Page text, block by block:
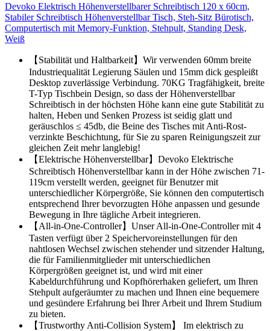
Devoko Elektrisch Höhenverstellbarer Schreibtisch 120 x 60cm,
Stabiler Schreibtisch Höhenverstellbar Tisch, Steh-Sitz Bürotisch,
Computertisch mit Memory-Funktion, Stehpult, Standing Desk,
Weiß
【Stabilität und Haltbarkeit】Wir verwenden 60mm breite
Industriequalität Legierung Säulen und 15mm dick gespleißt
Desktop zuverlässige Verbindung. 70KG Tragfähigkeit, breite
T-Typ Tischbein Design, so dass der Höhenverstellbar
Schreibtisch in der höchsten Höhe kann eine gute Stabilität zu
halten, Heben und Senken Prozess ist seidig glatt und
geräuschlos ≤ 45db, die Beine des Tisches mit Anti-Rost-
verzinkte Beschichtung, für Sie zu sparen Reinigungszeit zur
gleichen Zeit mehr langlebig!
【Elektrische Höhenverstellbar】Devoko Elektrische
Schreibtisch Höhenverstellbar kann in der Höhe zwischen 71-
119cm verstellt werden, geeignet für Benutzer mit
unterschiedlicher Körpergröße, Sie können den computertisch
entsprechend Ihrer bevorzugten Höhe anpassen und gesunde
Bewegung in Ihre tägliche Arbeit integrieren.
【All-in-One-Controller】Unser All-in-One-Controller mit 4
Tasten verfügt über 2 Speichervoreinstellungen für den
nahtlosen Wechsel zwischen stehender und sitzender Haltung,
die für Familienmitglieder mit unterschiedlichen
Körpergrößen geeignet ist, und wird mit einer
Kabeldurchführung und Kopfhörerhaken geliefert, um Ihren
Stehpult aufgeräumter zu machen und Ihnen eine bequemere
und gesündere Erfahrung bei Ihrer Arbeit und Ihrem Studium
zu bieten.
【Trustworthy Anti-Collision System】 Im elektrisch zu